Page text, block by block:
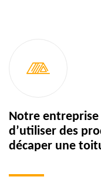
Notre
d’utiliser des
décaper une